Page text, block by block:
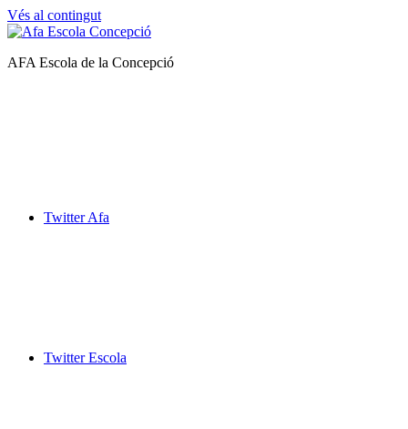
Vés al contingut
Afa
AFA Escola de la Concepció
Twitter Afa
Twitter Escola